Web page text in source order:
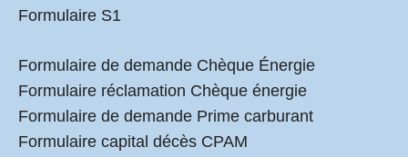
Formulaire S1
Formulaire de demande Chèque Énergie
Formulaire réclamation Chèque énergie
Formulaire de demande Prime carburant
Formulaire capital décès CPAM